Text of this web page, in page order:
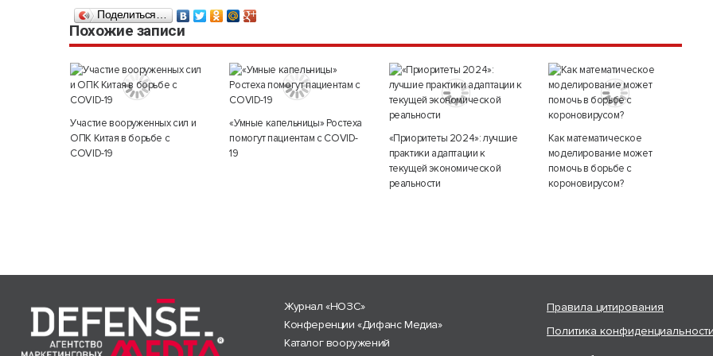
Поделиться…
Похожие записи
Участие вооруженных сил и
ОПК Китая в борьбе с
COVID-19
«Умные капельницы» Ростеха
помогут пациентам с COVID-
19
«Приоритеты 2024»: лучшие
практики адаптации к
текущей экономической
реальности
Как математическое
моделирование может
помочь в борьбе с
короновирусом?
Журнал «НОЗС»
Конференции «Дифанс Медиа»
Каталог вооружений
Правила цитирования
Политика